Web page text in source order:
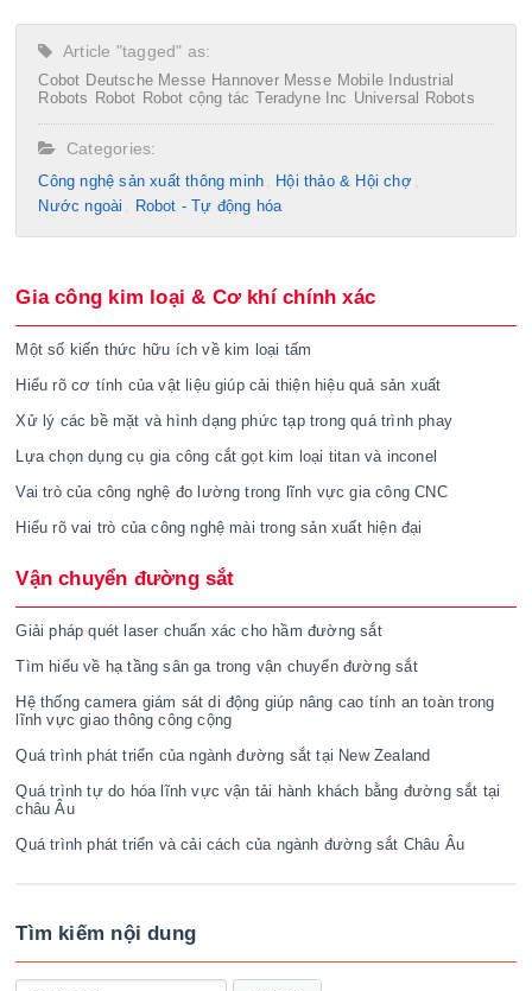
Article "tagged" as:
Cobot Deutsche Messe Hannover Messe Mobile Industrial
Robots Robot Robot cộng tác Teradyne Inc Universal Robots
Categories:
Công nghệ sản xuất thông minh
Hội thảo & Hội chợ
Nước ngoài
Robot - Tự động hóa
Gia công kim loại & Cơ khí chính xác
Một số kiến thức hữu ích về kim loại tấm
Hiểu rõ cơ tính của vật liệu giúp cải thiện hiệu quả sản xuất
Xử lý các bề mặt và hình dạng phức tạp trong quá trình phay
Lựa chọn dụng cụ gia công cắt gọt kim loại titan và inconel
Vai trò của công nghệ đo lường trong lĩnh vực gia công CNC
Hiểu rõ vai trò của công nghệ mài trong sản xuất hiện đại
Vận chuyển đường sắt
Giải pháp quét laser chuẩn xác cho hầm đường sắt
Tìm hiểu về hạ tầng sân ga trong vận chuyển đường sắt
Hệ thống camera giám sát di động giúp nâng cao tính an toàn trong
lĩnh vực giao thông công cộng
Quá trình phát triển của ngành đường sắt tại New Zealand
Quá trình tự do hóa lĩnh vực vận tải hành khách bằng đường sắt tại
châu Âu
Quá trình phát triển và cải cách của ngành đường sắt Châu Âu
Tìm kiếm nội dung